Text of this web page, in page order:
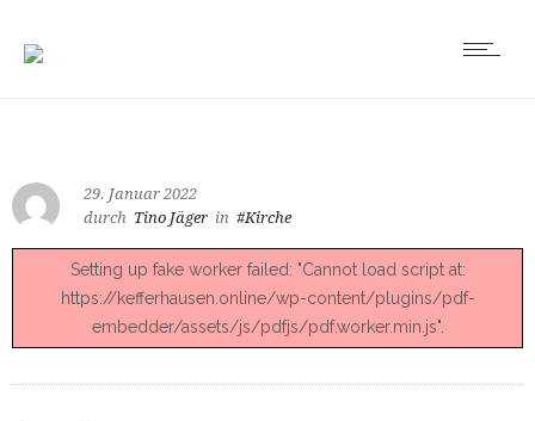
29. Januar 2022
durch Tino Jäger in #Kirche
Setting up fake worker failed: "Cannot load script at:
https://kefferhausen.online/wp-content/plugins/pdf-
embedder/assets/js/pdfjs/pdf.worker.min.js".